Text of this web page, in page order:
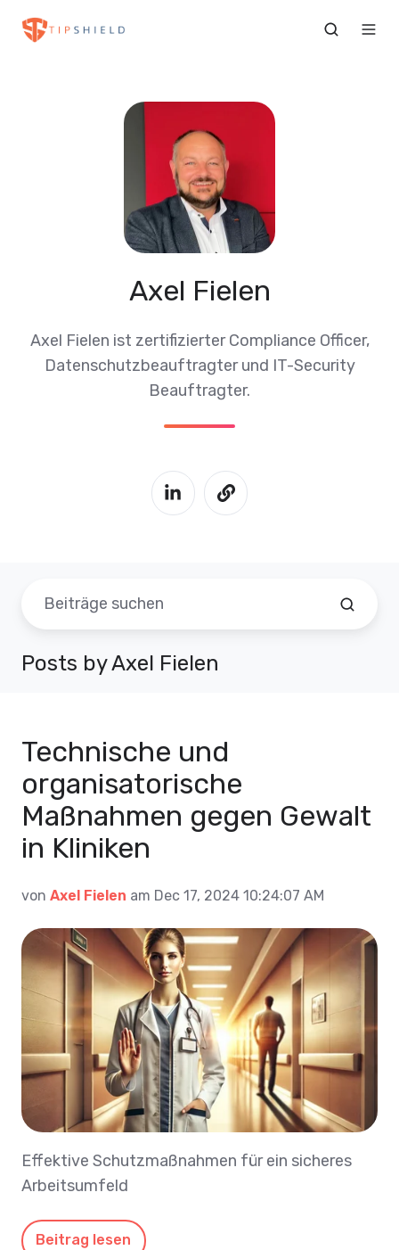
Axel Fielen
Axel Fielen ist zertifizierter Compliance Officer,
Datenschutzbeauftragter und IT-Security
Beauftragter.
Posts by Axel Fielen
Technische und
organisatorische
Maßnahmen gegen Gewalt
in Kliniken
von Axel Fielen am Dec 17, 2024 10:24:07 AM
Effektive Schutzmaßnahmen für ein sicheres
Arbeitsumfeld
Beitrag lesen